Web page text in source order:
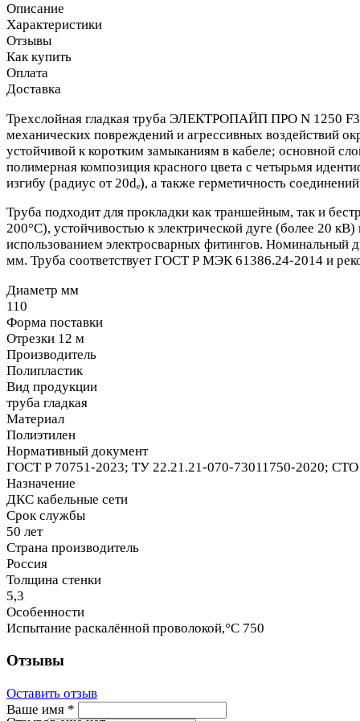
Описание
Характеристики
Отзывы
Как купить
Оплата
Доставка
Трехслойная гладкая труба ЭЛЕКТРОПАЙП ПРО N 1250 F3
механических повреждений и агрессивных воздействий
устойчивой к коротким замыканиям в кабеле; основной
полимерная композиция красного цвета с четырьмя
изгибу (радиус от 20dₑ), а также герметичность
Труба подходит для прокладки как траншейным, так и
200°C), устойчивостью к электрической дуге (более 20
использованием электросварных фитингов. Номинальный
мм. Труба соответствует ГОСТ Р МЭК 61386.24-2014 и
Диаметр мм
110
Форма поставки
Отрезки 12 м
Производитель
Полипластик
Вид продукции
труба гладкая
Материал
Полиэтилен
Нормативный документ
ГОСТ Р 70751-2023; ТУ 22.21.21-070-73011750-2020;
Назначение
ДКС кабельные сети
Срок службы
50 лет
Страна производитель
Россия
Толщина стенки
5,3
Особенности
Испытание раскалённой проволокой,°С 750
Отзывы
Оставить отзыв
Ваше имя *